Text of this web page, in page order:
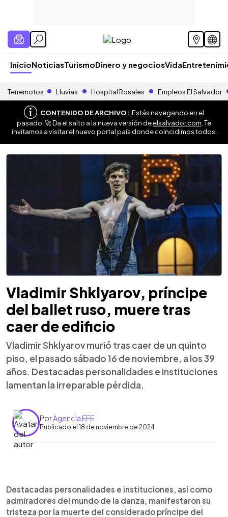
InicioNoticiasTurismoDinero y negociosVida
Terremotos Lluvias Hospital Rosales Empleos El Salvador
CONTENIDO DE ARCHIVO:¡Estás navegando en el
pasado! 🚀 Da el salto a la nueva versión deelsalvador.com . Te
invitamos a visitar el nuevo portal país donde coincidimos todos.
Vladimir Shklyarov, príncipe
del ballet ruso, muere tras
caer de edificio
Vladimir Shklyarov murió tras caer de un quinto
piso, el pasado sábado 16 de noviembre, a los 39
años. Destacadas personalidades e instituciones
lamentan la irreparable pérdida.
PorAgencia EFE
Publicado el 18 de noviembre de 2024
Escuchar artículo
Destacadas personalidades e instituciones, así como
admiradores del mundo de la danza, manifestaron su
tristeza por la muerte del considerado príncipe del